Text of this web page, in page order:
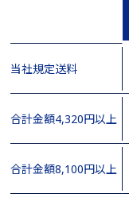
当社規定送料
合計金額4,320円以上
合計金額8,100円以上